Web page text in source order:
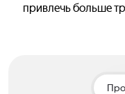
привлечь больше